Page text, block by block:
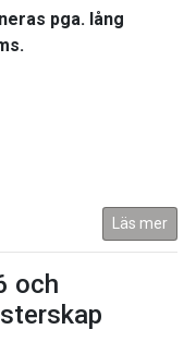
pga. lång
Läs mer
och